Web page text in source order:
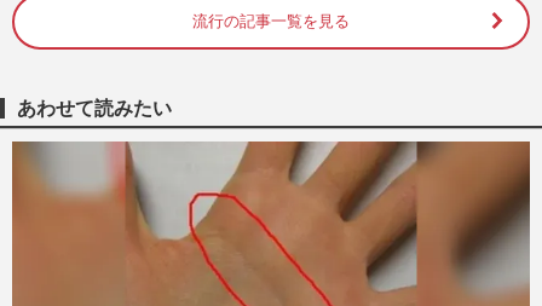
流行の記事一覧を見る
あわせて読みたい